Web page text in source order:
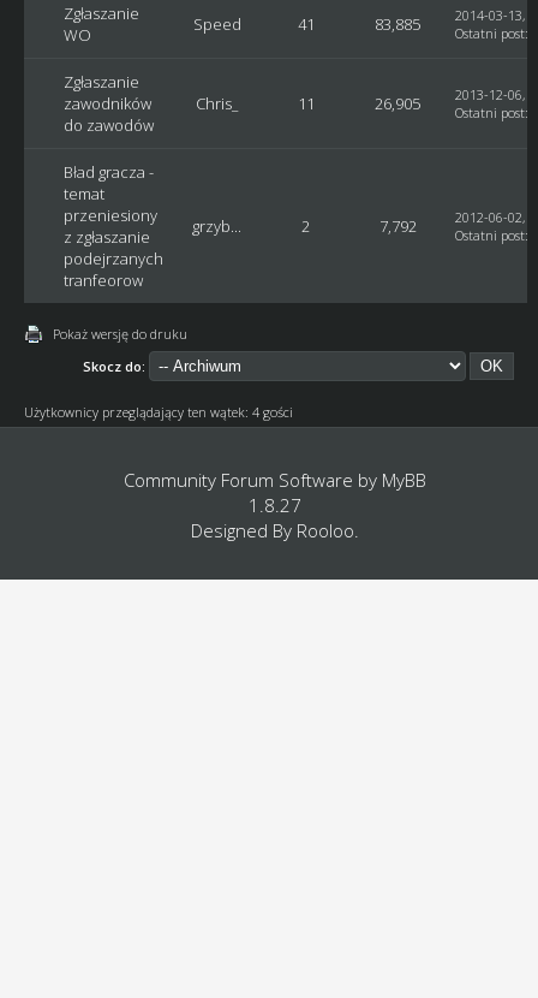
Zgłaszanie
WO
Speed 41 83,885
2014-03-13,
Ostatni post:
Zgłaszanie
zawodników
do zawodów
Chris_ 11 26,905
2013-12-06,
Ostatni post:
Bład gracza -
temat
przeniesiony
z zgłaszanie
podejrzanych
tranfeorow
grzyb... 2 7,792
2012-06-02,
Ostatni post:
Pokaż wersję do druku
Skocz do:
Użytkownicy przeglądający ten wątek: 4 gości
Community Forum Software by MyBB
1.8.27
Designed By Rooloo